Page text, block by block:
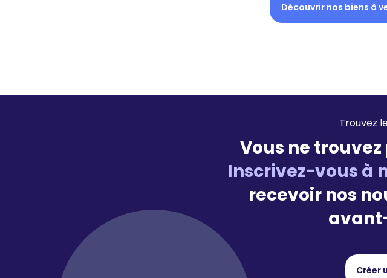
Découvrir nos biens à
Trouvez
Vous ne
Inscrivez-vous à
recevoir nos
Créer